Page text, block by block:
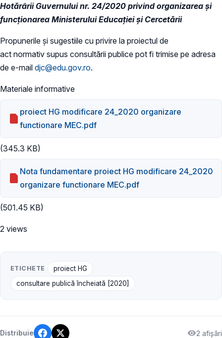
Hotărârii Guvernului nr. 24/2020 privind organizarea şi
funcționarea Ministerului Educației și Cercetării
Propunerile și sugestiile cu privire la proiectul de
act normativ supus consultării publice pot fi trimise pe adresa
de e-mail djc@edu.gov.ro.
Materiale informative
proiect HG modificare 24_2020 organizare
functionare MEC.pdf
(345.3 KB)
Nota fundamentare proiect HG modificare 24_2020
organizare functionare MEC.pdf
(501.45 KB)
2 views
ETICHETE
proiect HG
consultare publică încheiată [2020]
Distribuie 2 afișări